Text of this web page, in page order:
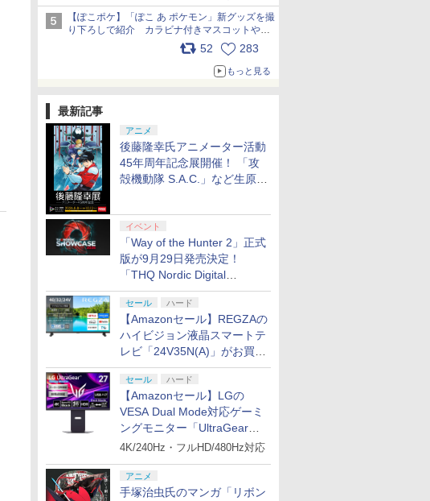
【ぽこポケ】「ぽこ あ ポケモン」新グッズを撮
り下ろしで紹介 カラビナ付きマスコットやス
52 283
もっと見る
最新記事
アニメ
後藤隆幸氏アニメーター活動
45年周年記念展開催！ 「攻
殻機動隊 S.A.C.」など生原
イベント
「Way of the Hunter 2」正式
版が9月29日発売決定！
「THQ Nordic Digital
Showcase 2026」まとめ
セール ハード
【Amazonセール】REGZAの
ハイビジョン液晶スマートテ
レビ「24V35N(A)」がお買い
得！
セール ハード
【Amazonセール】LGの
VESA Dual Mode対応ゲーミ
ングモニター「UltraGear
27G850A-B」がお買い得！
4K/240Hz・フルHD/480Hz対応
アニメ
手塚治虫氏のマンガ「リボン